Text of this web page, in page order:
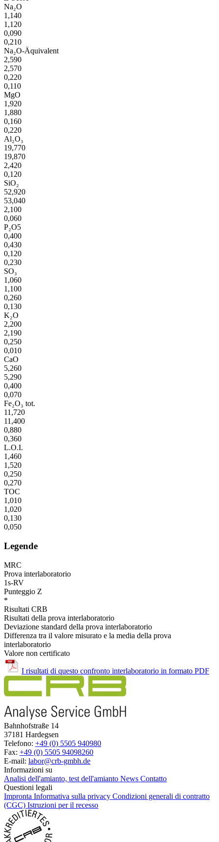
Na₂O
1,140
1,120
0,090
0,210
Na₂O-Äquivalent
2,590
2,570
0,220
0,110
MgO
1,920
1,880
0,160
0,220
Al₂O₃
19,770
19,870
2,420
0,120
SiO₂
52,920
53,040
2,100
0,060
P₂O5
0,400
0,430
0,120
0,230
SO₃
1,060
1,100
0,260
0,130
K₂O
2,200
2,190
0,250
0,010
CaO
5,260
5,290
0,400
0,070
Fe₂O₃ tot.
11,720
11,400
0,880
0,360
L.O.I.
1,460
1,520
0,250
0,270
TOC
1,010
1,020
0,130
0,050
Legende
MRC
Prova interlaboratorio
1s-RV
Punteggio Z
*
Risultati CRB
Risultati della prova interlaboratorio
Deviazione standard della prova interlaboratorio
Differenza tra il valore misurato e la media della prova
interlaboratorio
Valore non certificato
I risultati di questo confronto interlaboratorio in formato PDF
Bahnhofstraße 14
37181 Hardegsen
Telefono: +49 (0) 5505 940980
Fax: +49 (0) 5505 94098260
E-mail: labor@crb-gmbh.de
Informazioni su
Analisi dell'amianto, test dell'amianto News Contatto
Questioni legali
Impronta Informativa sulla privacy Condizioni generali di contratto
(CGC) Istruzioni per il recesso